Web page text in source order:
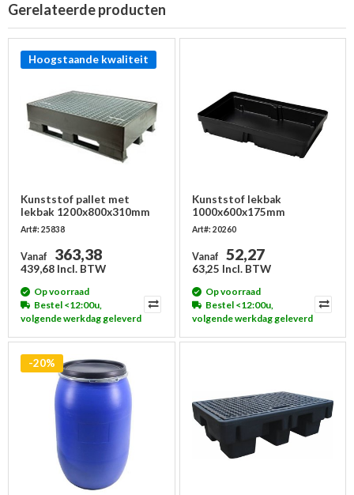
Gerelateerde producten
Hoogstaande kwaliteit
Kunststof pallet met
lekbak 1200x800x310mm
Art#: 25838
Vanaf 363,38
439,68 Incl. BTW
Op voorraad
Bestel <12:00u,
volgende werkdag geleverd
Kunststof lekbak
1000x600x175mm
Art#: 20260
Vanaf 52,27
63,25 Incl. BTW
Op voorraad
Bestel <12:00u,
volgende werkdag geleverd
-20%